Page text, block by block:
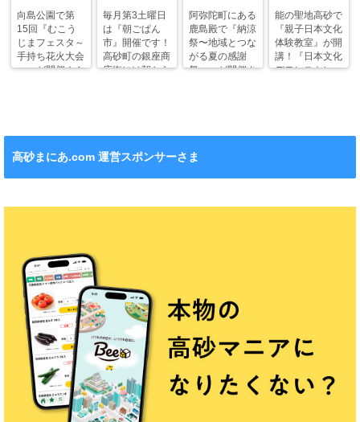
向島公園で第
15回『むこう
じまフェスタ～
手持ち花火大会
～』が開催！ふ
毎月第3土曜日
は『朝ごぱん
市』開催です！
高砂町の銀座商
店街には朝から
阿弥陀町にある
鹿島殿で『納涼
祭〜地域とつな
がる夏の感謝
祭〜』が開催さ
能の聖地高砂で
『親子日本文化
体験教室』が開
講！『日本文化
デモンストレー
高砂まにあ.com 運営スポンサーさま